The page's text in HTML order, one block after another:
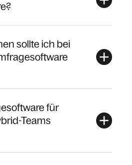
sollte ich bei
für
Teams